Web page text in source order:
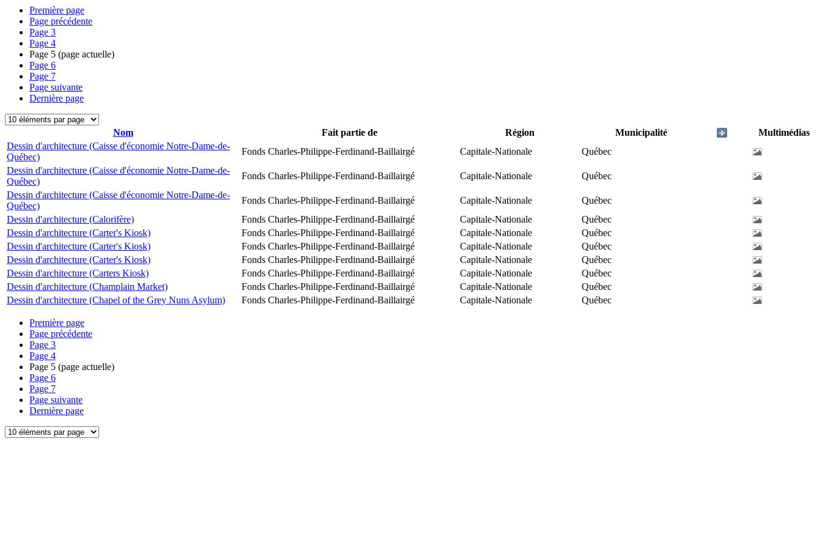
Première page
Page précédente
Page 3
Page 4
Page 5 (page actuelle)
Page 6
Page 7
Page suivante
Dernière page
Nom Fait partie de Région Municipalité
Multimédias
Dessin d'architecture (Caisse d'économie Notre-Dame-de-
Québec)
Fonds Charles-Philippe-Ferdinand-Baillairgé Capitale-Nationale
Québec
Dessin d'architecture (Caisse d'économie Notre-Dame-de-
Québec)
Fonds Charles-Philippe-Ferdinand-Baillairgé Capitale-Nationale
Québec
Dessin d'architecture (Caisse d'économie Notre-Dame-de-
Québec)
Fonds Charles-Philippe-Ferdinand-Baillairgé Capitale-Nationale
Québec
Dessin d'architecture (Calorifère)
Fonds Charles-Philippe-Ferdinand-Baillairgé Capitale-Nationale
Québec
Dessin d'architecture (Carter's Kiosk)
Fonds Charles-Philippe-Ferdinand-Baillairgé Capitale-Nationale
Québec
Dessin d'architecture (Carter's Kiosk)
Fonds Charles-Philippe-Ferdinand-Baillairgé Capitale-Nationale
Québec
Dessin d'architecture (Carter's Kiosk)
Fonds Charles-Philippe-Ferdinand-Baillairgé Capitale-Nationale
Québec
Dessin d'architecture (Carters Kiosk)
Fonds Charles-Philippe-Ferdinand-Baillairgé Capitale-Nationale
Québec
Dessin d'architecture (Champlain Market)
Fonds Charles-Philippe-Ferdinand-Baillairgé Capitale-Nationale
Québec
Dessin d'architecture (Chapel of the Grey Nuns Asylum)
Fonds Charles-Philippe-Ferdinand-Baillairgé Capitale-Nationale Québec
Première page
Page précédente
Page 3
Page 4
Page 5 (page actuelle)
Page 6
Page 7
Page suivante
Dernière page